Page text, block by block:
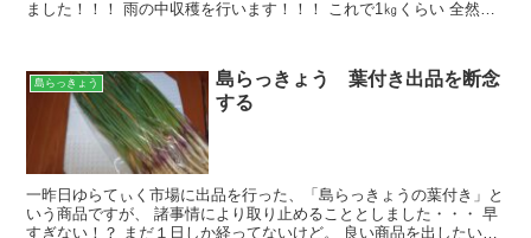
ました！！！ 雨の中収穫を行います！！！ これで1㎏くらい 全然足
島らっきょう
島らっきょう 葉付き出品を断念
する
一昨日ゆらてぃく市場に出品を行った、「島らっきょうの葉付き」と
いう商品ですが、 諸事情により取り止めることとしました・・・ 早
すぎない！？ まだ１日しか経ってないけど。 良い商品を出したい生